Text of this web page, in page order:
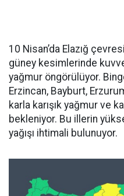
10 Nisan’da Elazığ
güney kesimlerinde
yağmur öngörülüyor.
Erzincan, Bayburt,
karla karışık yağmur ve
bekleniyor. Bu illerin
yağışı ihtimali bulunuyor.